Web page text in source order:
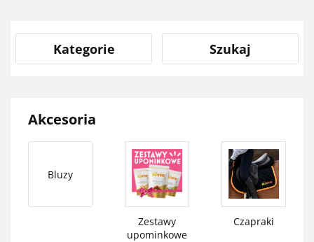
Kategorie Szukaj
Akcesoria
Bluzy
Zestawy
upominkowe
Czapraki